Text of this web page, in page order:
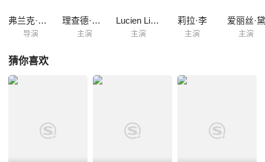
弗兰克·洛伊德
导演
理查德·巴塞尔梅斯
主演
Lucien Littlefield
主演
莉拉·李
主演
爱丽丝·黛
主演
猜你喜欢